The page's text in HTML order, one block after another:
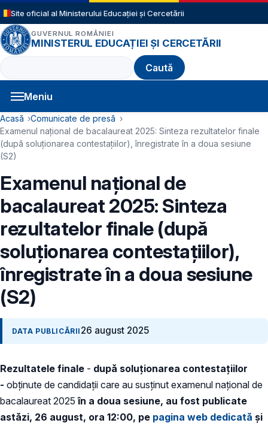
Sari la conținutul principal
Site oficial al Ministerului Educației și Cercetării
GUVERNUL ROMÂNIEI
MINISTERUL EDUCAȚIEI ȘI CERCETĂRII
Caută
Meniu
Navigație principală
Cale de navigare
Acasă
Comunicate de presă
Examenul național de bacalaureat 2025: Sinteza rezultatelor finale
(după soluționarea contestațiilor), înregistrate în a doua sesiune
(S2)
Examenul național de
bacalaureat 2025: Sinteza
rezultatelor finale (după
soluționarea contestațiilor),
înregistrate în a doua sesiune
(S2)
DATA PUBLICĂRII 26 august 2025
Rezultatele finale - după soluționarea contestațiilor
- obținute de candidații care au susținut examenul naţional de
bacalaureat 2025 în a doua sesiune, au fost publicate
astăzi, 26 august, ora 12:00, pe pagina web dedicată și